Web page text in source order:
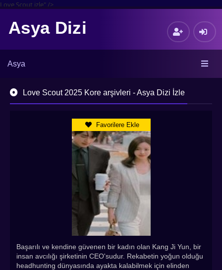
Love Scout izle" />
Asya Dizi
Asya
Love Scout 2025 Kore arşivleri - Asya Dizi İzle
Favorilere Ekle
Başarılı ve kendine güvenen bir kadın olan Kang Ji Yun, bir
insan avcılığı şirketinin CEO'sudur. Rekabetin yoğun olduğu
headhunting dünyasında ayakta kalabilmek için elinden